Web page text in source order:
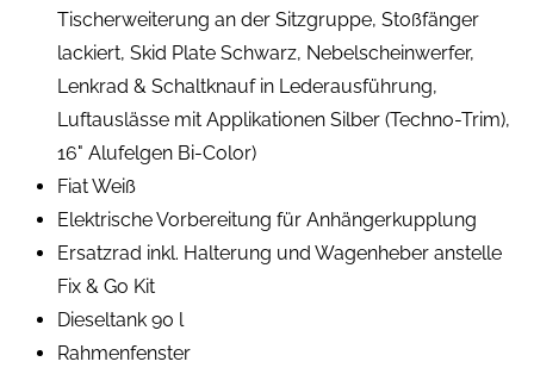
Tischerweiterung an der Sitzgruppe, Stoßfänger
lackiert, Skid Plate Schwarz, Nebelscheinwerfer,
Lenkrad & Schaltknauf in Lederausführung,
Luftauslässe mit Applikationen Silber (Techno-Trim),
16" Alufelgen Bi-Color)
Fiat Weiß
Elektrische Vorbereitung für Anhängerkupplung
Ersatzrad inkl. Halterung und Wagenheber anstelle
Fix & Go Kit
Dieseltank 90 l
Rahmenfenster